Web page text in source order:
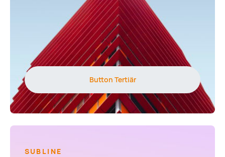
Button Tertiär
SUBLINE